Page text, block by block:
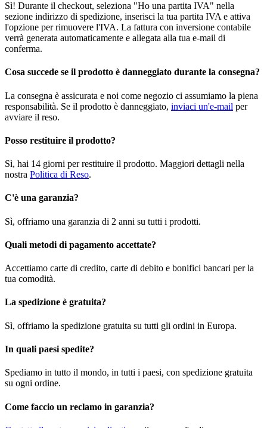
Sì! Durante il checkout, seleziona "Ho una partita IVA" nella
sezione indirizzo di spedizione, inserisci la tua partita IVA e attiva
l'opzione per rimuovere l'IVA. La fattura con inversione contabile
verrà generata automaticamente e allegata alla tua e-mail di
conferma.
Cosa succede se il prodotto è danneggiato durante la consegna?
La consegna è assicurata e noi come negozio ci assumiamo la piena
responsabilità. Se il prodotto è danneggiato, inviaci un'e-mail per
avviare il reso.
Posso restituire il prodotto?
Sì, hai 14 giorni per restituire il prodotto. Maggiori dettagli nella
nostra Politica di Reso.
C'è una garanzia?
Sì, offriamo una garanzia di 2 anni su tutti i prodotti.
Quali metodi di pagamento accettate?
Accettiamo carte di credito, carte di debito e bonifici bancari per la
tua comodità.
La spedizione è gratuita?
Sì, offriamo la spedizione gratuita su tutti gli ordini in Europa.
In quali paesi spedite?
Spediamo in tutto il mondo, in tutti i paesi, con spedizione gratuita
su ogni ordine.
Come faccio un reclamo in garanzia?